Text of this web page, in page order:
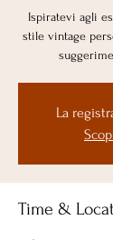
Ispiratevi agli
stile vintage
La
Time &